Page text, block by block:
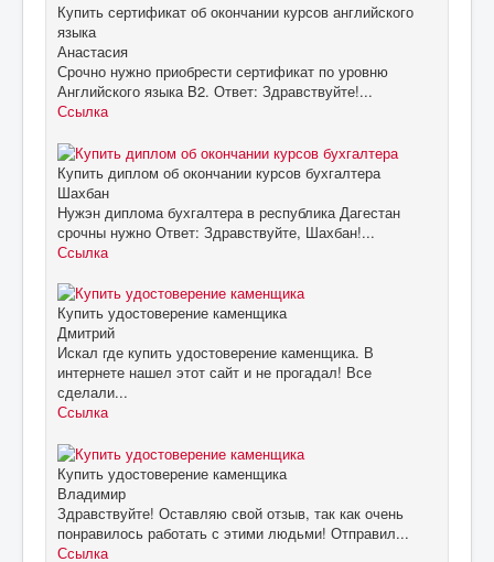
Купить сертификат об окончании курсов английского
языка
Анастасия
Срочно нужно приобрести сертификат по уровню
Английского языка B2. Ответ: Здравствуйте!...
Ссылка
Купить диплом об окончании курсов бухгалтера
Шахбан
Нужэн диплома бухгалтера в республика Дагестан
срочны нужно Ответ: Здравствуйте, Шахбан!...
Ссылка
Купить удостоверение каменщика
Дмитрий
Искал где купить удостоверение каменщика. В
интернете нашел этот сайт и не прогадал! Все
сделали...
Ссылка
Купить удостоверение каменщика
Владимир
Здравствуйте! Оставляю свой отзыв, так как очень
понравилось работать с этими людьми! Отправил...
Ссылка